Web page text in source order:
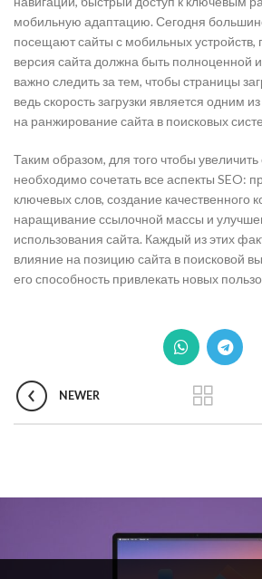
мобильную адаптацию. Сегодня
посещают сайты с мобильных устройств,
версия сайта должна быть полноценной
важно следить за тем, чтобы страницы
ведь скорость загрузки является одним
на ранжирование сайта в поисковых
Таким образом, для того чтобы
необходимо сочетать все аспекты SEO:
ключевых слов, создание качественного
наращивание ссылочной массы и
использования сайта. Каждый из этих
влияние на позицию сайта в поисковой
его способность привлекать новых
NEWER